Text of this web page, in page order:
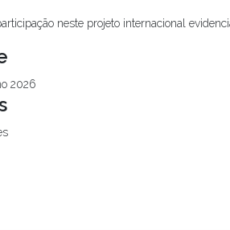
neste projeto internacional
2026